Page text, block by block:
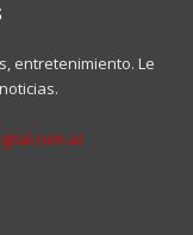
entretenimiento. Le